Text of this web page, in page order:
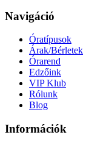
Navigáció
Óratípusok
Árak/Bérletek
Órarend
Edzőink
VIP Klub
Rólunk
Blog
Információk